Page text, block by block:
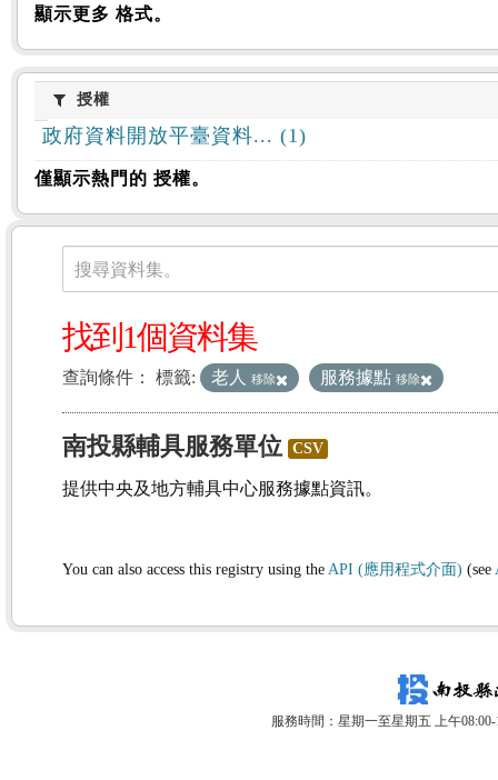
顯示更多 格式。
授權授權
政府資料開放平臺資料... (1)
僅顯示熱門的 授權。
資料集
搜尋資料集。
找到1個資料集
查詢條件： 標籤: 老人 移除 服務據點 移除
南投縣輔具服務單位 CSV
提供中央及地方輔具中心服務據點資訊。
You can also access this registry using the API (應用程式介面) (see
服務時間：星期一至星期五 上午